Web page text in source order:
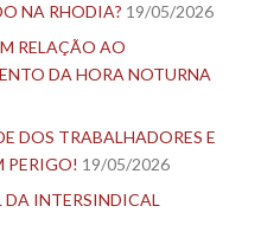
NA RHODIA? 19/05/2026
RELAÇÃO AO
DA HORA NOTURNA
DOS TRABALHADORES E
PERIGO! 19/05/2026
INTERSINDICAL